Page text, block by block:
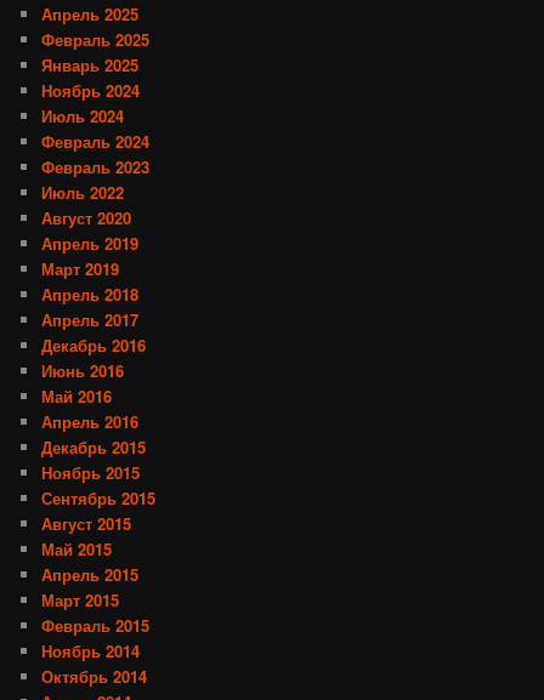
Апрель 2025
Февраль 2025
Январь 2025
Ноябрь 2024
Июль 2024
Февраль 2024
Февраль 2023
Июль 2022
Август 2020
Апрель 2019
Март 2019
Апрель 2018
Апрель 2017
Декабрь 2016
Июнь 2016
Май 2016
Апрель 2016
Декабрь 2015
Ноябрь 2015
Сентябрь 2015
Август 2015
Май 2015
Апрель 2015
Март 2015
Февраль 2015
Ноябрь 2014
Октябрь 2014